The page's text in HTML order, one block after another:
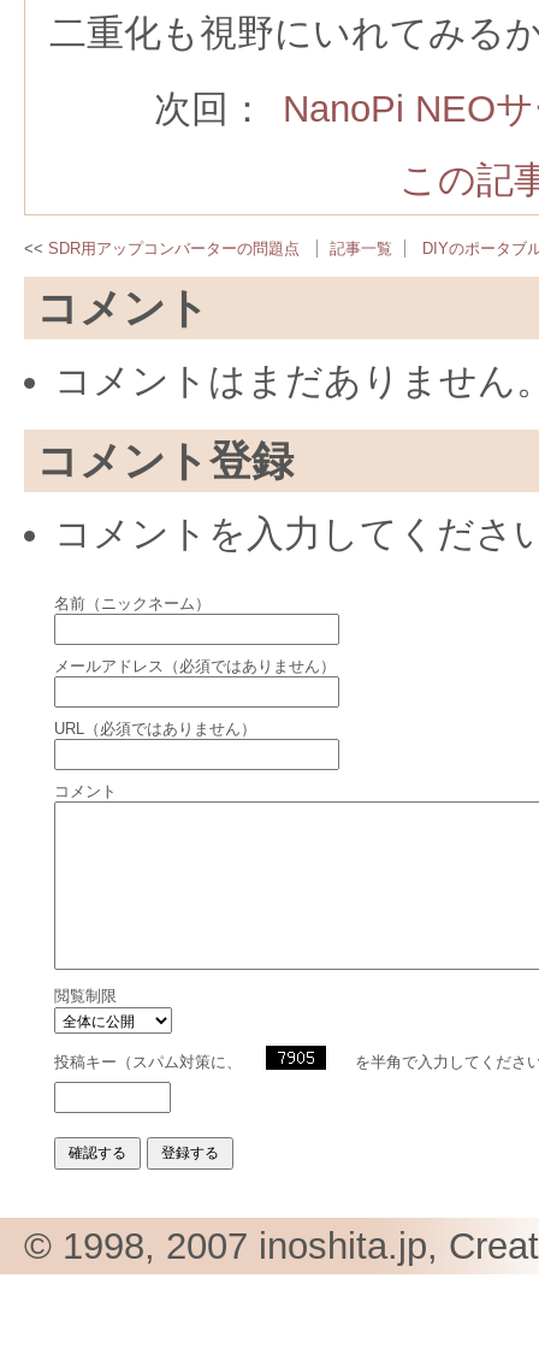
二重化も視野にいれてみる
次回：
NanoPi NEO
この記
SDR用アップコンバーターの問題点 記事一覧 DIYのポータブ
コメント
コメントはまだありません
コメント登録
コメントを入力してくださ
名前（ニックネーム）
メールアドレス（必須ではありません）
URL（必須ではありません）
コメント
閲覧制限
投稿キー（スパム対策に、 を半角で入力してくださ
© 1998, 2007 inoshita.jp,